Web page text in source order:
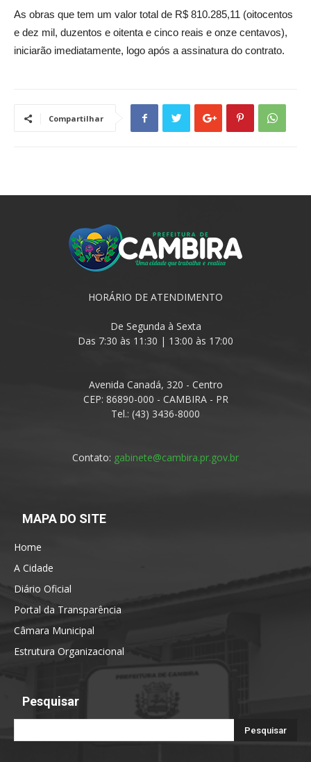
As obras que tem um valor total de R$ 810.285,11 (oitocentos
e dez mil, duzentos e oitenta e cinco reais e onze centavos),
iniciarão imediatamente, logo após a assinatura do contrato.
Compartilhar
HORÁRIO DE ATENDIMENTO
De Segunda à Sexta
Das 7:30 às 11:30 | 13:00 às 17:00
Avenida Canadá, 320 - Centro
CEP: 86890-000 - CAMBIRA - PR
Tel.: (43) 3436-8000
Contato: gabinete@cambira.pr.gov.br
MAPA DO SITE
Home
A Cidade
Diário Oficial
Portal da Transparência
Câmara Municipal
Estrutura Organizacional
Pesquisar